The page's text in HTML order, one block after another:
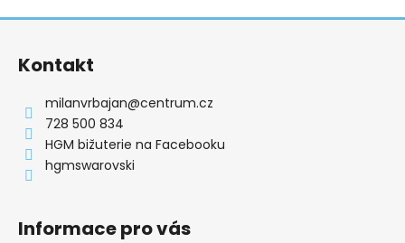
Kontakt
milanvrbajan@centrum.cz
728 500 834
HGM bižuterie na Facebooku
hgmswarovski
Informace pro vás